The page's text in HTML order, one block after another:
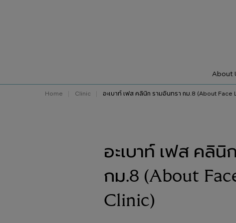
About
Home Clinic อะเบาท์ เฟส คลินิก รามอินทรา กม.8 (About Face
อะเบาท์ เฟส คลินิ
กม.8 (About
Clinic)